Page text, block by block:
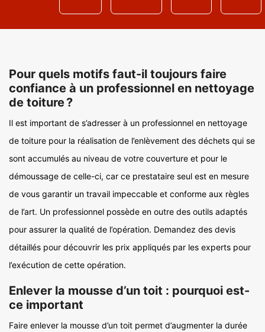
Pour quels motifs faut-il toujours faire
confiance à un professionnel en nettoyage
de toiture ?
Il est important de s’adresser à un professionnel en nettoyage
de toiture pour la réalisation de l’enlèvement des déchets qui se
sont accumulés au niveau de votre couverture et pour le
démoussage de celle-ci, car ce prestataire seul est en mesure
de vous garantir un travail impeccable et conforme aux règles
de l’art. Un professionnel possède en outre des outils adaptés
pour assurer la qualité de l’opération. Demandez des devis
détaillés pour découvrir les prix appliqués par les experts pour
l’exécution de cette opération.
Enlever la mousse d’un toit : pourquoi est-
ce important
Faire enlever la mousse d’un toit permet d’augmenter la durée